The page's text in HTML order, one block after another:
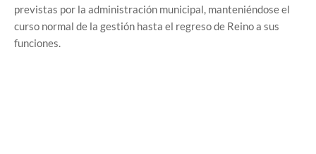
previstas por la administración municipal, manteniéndose el
curso normal de la gestión hasta el regreso de Reino a sus
funciones.